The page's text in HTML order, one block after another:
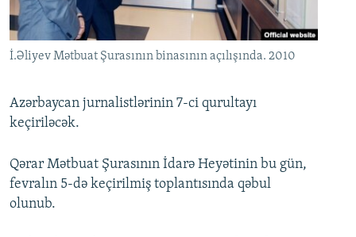
İNFOQRAFIKA
KARIKATURA
AZƏRBAYCAN ƏDƏBIYYATI KITABXANASI
İSLAM VƏ DEMOKRATIYA
MISSIYAMIZ
PEŞƏ ETIKASI VƏ JURNALISTIKA STANDARTLARIMIZ
AZADLIQRADIOSU MOBIL TELEFONUNUZDA
BIZIMLƏ ƏLAQƏ
XƏBƏR BÜLLETENLƏRIMIZ
BIZI IZLƏ
RFE/RL-in bütün saytları
İ.Əliyev Mətbuat Şurasının binasının açılışında. 2010
Azərbaycan jurnalistlərinin 7-ci qurultayı
keçiriləcək.
Qərar Mətbuat Şurasının İdarə Heyətinin bu gün,
fevralın 5-də keçirilmiş toplantısında qəbul
olunub.